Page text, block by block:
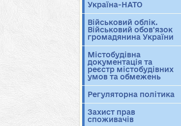
Україна-НАТО
Військовий облік.
Військовий обов'язок
громадянина України
Містобудівна
документація та
реєстр містобудівних
умов та обмежень
Регуляторна політика
Захист прав
споживачів